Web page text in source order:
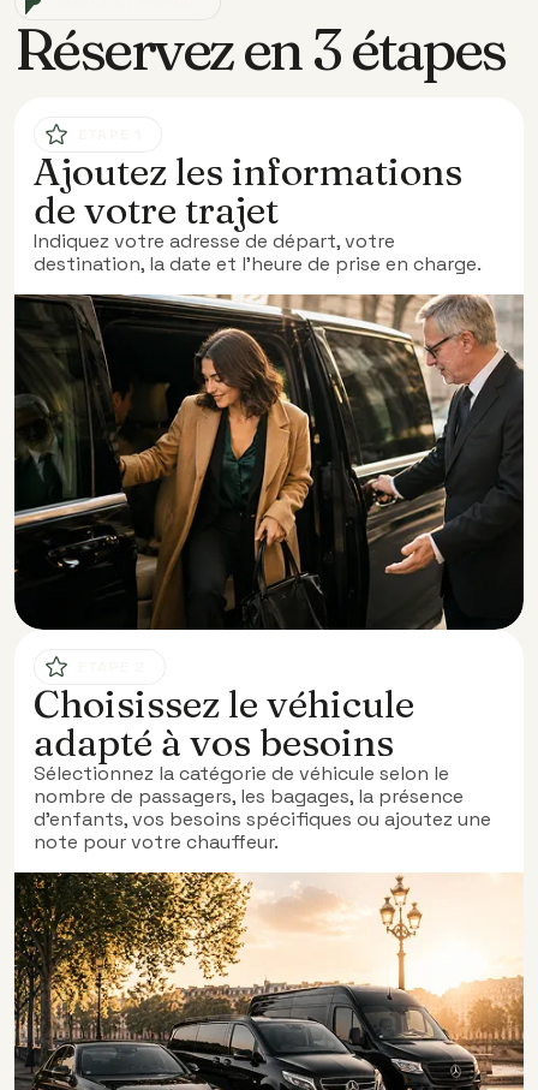
Réservez en 3 étapes
Ajoutez les informations
de votre trajet
Indiquez votre adresse de départ, votre
destination, la date et l’heure de prise en charge.
Choisissez le véhicule
adapté à vos besoins
Sélectionnez la catégorie de véhicule selon le
nombre de passagers, les bagages, la présence
d’enfants, vos besoins spécifiques ou ajoutez une
note pour votre chauffeur.